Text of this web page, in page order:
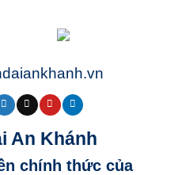
An Khánh
chính thức của